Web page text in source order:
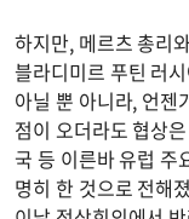
하지만, 메르츠 총리
블라디미르 푸틴 러
아닐 뿐 아니라, 언젠
점이 오더라도 협상
국 등 이른바 유럽 주
명히 한 것으로 전해